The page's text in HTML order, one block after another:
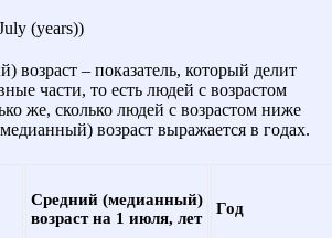
(years))
возраст – показатель, который делит
части, то есть людей с возрастом
же, сколько людей с возрастом ниже
возраст выражается в годах.
Средний (медианный)
возраст на 1 июля, лет
Год